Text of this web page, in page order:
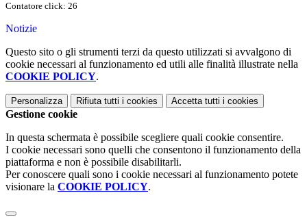
Contatore click: 26
Notizie
Questo sito o gli strumenti terzi da questo utilizzati si avvalgono di
cookie necessari al funzionamento ed utili alle finalità illustrate nella
COOKIE POLICY.
Personalizza Rifiuta tutti i cookies Accetta tutti i cookies
Gestione cookie
In questa schermata è possibile scegliere quali cookie consentire.
I cookie necessari sono quelli che consentono il funzionamento della
piattaforma e non è possibile disabilitarli.
Per conoscere quali sono i cookie necessari al funzionamento potete
visionare la COOKIE POLICY.